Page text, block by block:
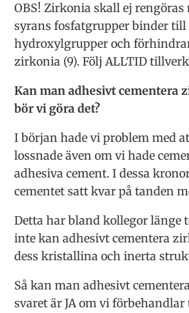
OBS! Zirkonia skall ej rengöras
syrans fosfatgrupper binder
hydroxylgrupper och
zirkonia (9). Följ ALLTID
Kan man adhesivt cementera
bör vi göra det?
I början hade vi problem med
lossnade även om vi hade
adhesiva cement. I dessa
cementet satt kvar på tanden
Detta har bland kollegor länge
inte kan adhesivt cementera
dess kristallina och inerta
Så kan man adhesivt
svaret är JA om vi förbehandlar